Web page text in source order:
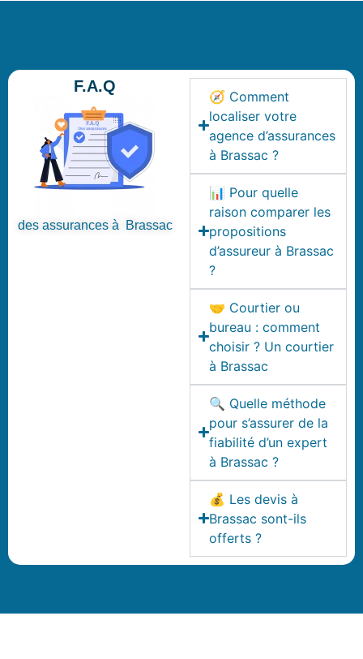
F.A.Q
des assurances à Brassac
🧭 Comment
localiser votre
agence d’assurances
à Brassac ?
📊 Pour quelle
raison comparer les
propositions
d’assureur à Brassac
?
🤝 Courtier ou
bureau : comment
choisir ? Un courtier
à Brassac
🔍 Quelle méthode
pour s’assurer de la
fiabilité d’un expert
à Brassac ?
💰 Les devis à
Brassac sont-ils
offerts ?